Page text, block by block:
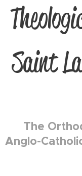
Saint
The
Anglo-